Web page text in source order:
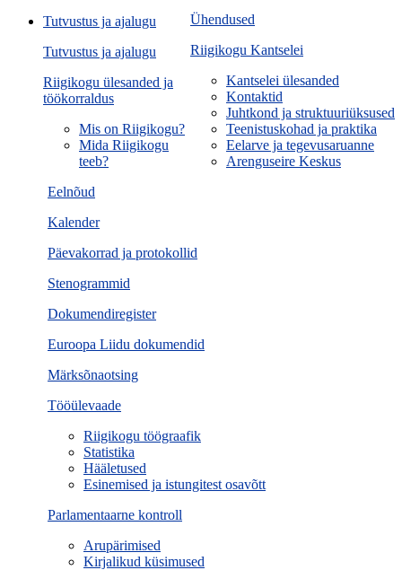
Ühendused
Riigikogu Kantselei
Kantselei ülesanded
Kontaktid
Juhtkond ja struktuuriüksused
Teenistuskohad ja praktika
Eelarve ja tegevusaruanne
Arenguseire Keskus
Eelnõud
Kalender
Päevakorrad ja protokollid
Stenogrammid
Dokumendiregister
Euroopa Liidu dokumendid
Märksõnaotsing
Tööülevaade
Riigikogu töögraafik
Statistika
Hääletused
Esinemised ja istungitest osavõtt
Parlamentaarne kontroll
Arupärimised
Kirjalikud küsimused
Tutvustus ja ajalugu
Tutvustus ja ajalugu
Riigikogu ülesanded ja
töökorraldus
Mis on Riigikogu?
Mida Riigikogu
teeb?